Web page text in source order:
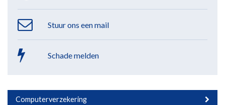
Stuur ons een mail
Schade melden
Computerverzekering